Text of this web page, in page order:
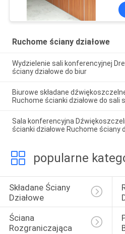
Ruchome ściany działowe
Wydzielenie sali konferencyjnej
ściany działowe do biur
Biurowe składane
Ruchome ścianki działowe do sali
Sala konferencyjna
ścianki działowe Ruchome ściany
popularne
Składane Ściany
Działowe
Ściana
Rozgraniczająca